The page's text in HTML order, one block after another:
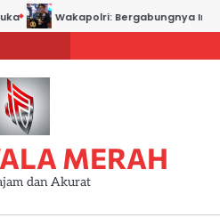
Wakapolri: Bergabungnya Irjen
MERAH
dan Akurat